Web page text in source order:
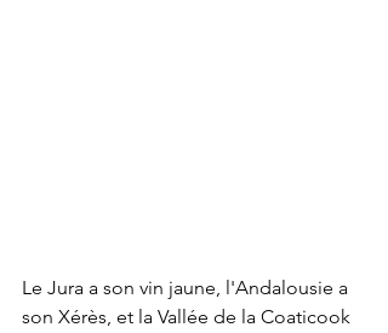
Le Jura a son vin jaune, l'Andalousie a
son Xérès, et la Vallée de la Coaticook